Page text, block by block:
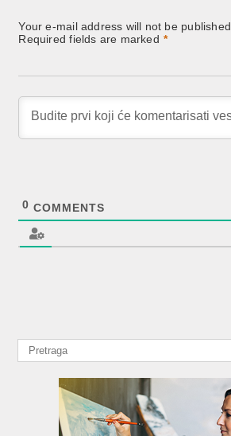
Your e-mail address will not be published.
Required fields are marked *
0 COMMENTS